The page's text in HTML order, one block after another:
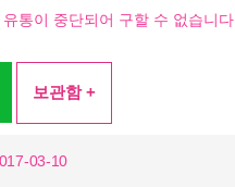
통이 중단되어 구할 수 없습니다.
보관함 +
03-10